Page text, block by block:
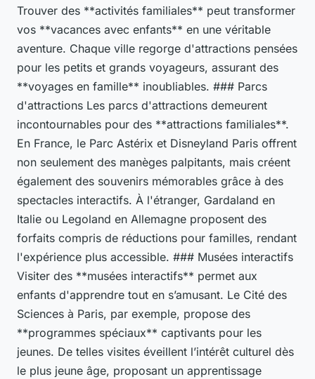
Trouver des **activités familiales** peut transformer
vos **vacances avec enfants** en une véritable
aventure. Chaque ville regorge d'attractions pensées
pour les petits et grands voyageurs, assurant des
**voyages en famille** inoubliables. ### Parcs
d'attractions Les parcs d'attractions demeurent
incontournables pour des **attractions familiales**.
En France, le Parc Astérix et Disneyland Paris offrent
non seulement des manèges palpitants, mais créent
également des souvenirs mémorables grâce à des
spectacles interactifs. À l'étranger, Gardaland en
Italie ou Legoland en Allemagne proposent des
forfaits compris de réductions pour familles, rendant
l'expérience plus accessible. ### Musées interactifs
Visiter des **musées interactifs** permet aux
enfants d'apprendre tout en s’amusant. Le Cité des
Sciences à Paris, par exemple, propose des
**programmes spéciaux** captivants pour les
jeunes. De telles visites éveillent l’intérêt culturel dès
le plus jeune âge, proposant un apprentissage